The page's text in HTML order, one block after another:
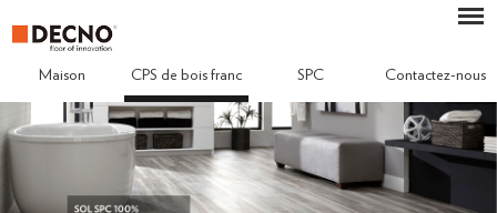
Maison CPS de bois franc SPC Contactez-nous